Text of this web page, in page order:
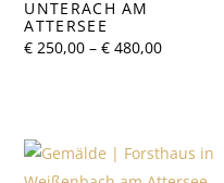
UNTERACH AM
ATTERSEE
€ 250,00 –€ 480,00